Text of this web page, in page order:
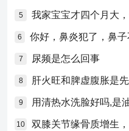
5 我家宝宝才四个月大
6
7 尿频是怎么回事
8 肝火旺和脾虚腹胀是
9 用清热水洗脸好吗,是
10 双膝关节缘骨质增生